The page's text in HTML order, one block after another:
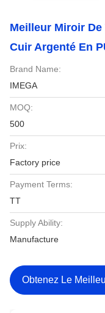
Meilleur Miroir De
Cuir Argenté En
Brand Name:
IMEGA
MOQ:
500
Prix:
Factory price
Payment Terms:
TT
Supply Ability:
Manufacture
Obtenez Le